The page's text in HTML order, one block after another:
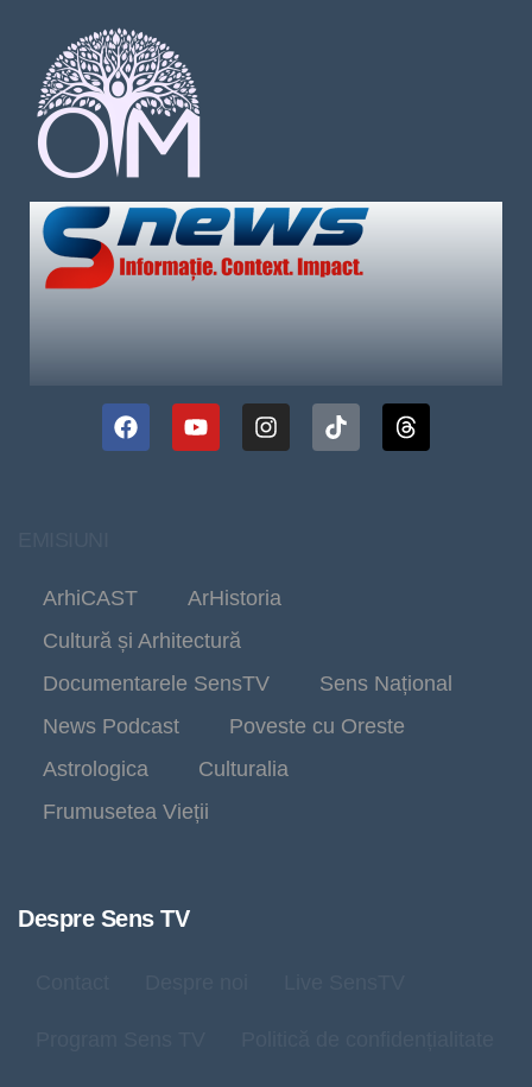
ArhiCAST
ArHistoria
Cultură și Arhitectură
Documentarele SensTV
Sens Național
News Podcast
Poveste cu Oreste
Astrologica
Culturalia
Frumusetea Vieții
Despre Sens TV